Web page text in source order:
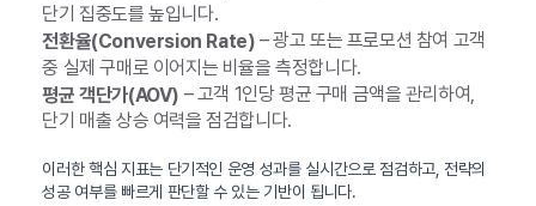
단기 집중도를 높입니다.
전환율(Conversion Rate) – 광고 또는 프로모션 참여 고객
중 실제 구매로 이어지는 비율을 측정합니다.
평균 객단가(AOV) – 고객 1인당 평균 구매 금액을 관리하여,
단기 매출 상승 여력을 점검합니다.
이러한 핵심 지표는 단기적인 운영 성과를 실시간으로 점검하고, 전략의
성공 여부를 빠르게 판단할 수 있는 기반이 됩니다.